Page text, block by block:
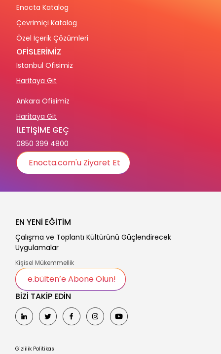
Enocta Katalog
Çevrimiçi Katalog
Özel İçerik Çözümleri
OFİSLERİMİZ
İstanbul Ofisimiz
Haritaya Git
Ankara Ofisimiz
Haritaya Git
İLETİŞİME GEÇ
0850 399 4800
Enocta.com'u Ziyaret Et
BİZİ TAKİP EDİN
Gizlilik Politikası
EN YENİ EĞİTİM
Çalışma ve Toplantı Kültürünü Güçlendirecek
Uygulamalar
Kişisel Mükemmellik
e.bülten’e Abone Olun!